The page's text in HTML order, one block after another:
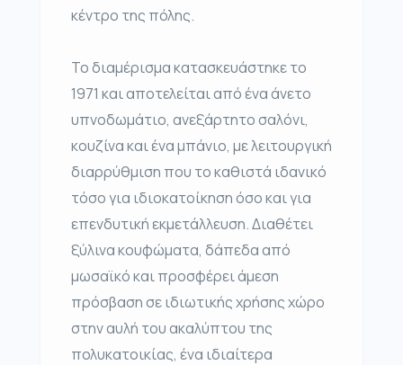
κέντρο της πόλης.
Το διαμέρισμα κατασκευάστηκε το
1971 και αποτελείται από ένα άνετο
υπνοδωμάτιο, ανεξάρτητο σαλόνι,
κουζίνα και ένα μπάνιο, με λειτουργική
διαρρύθμιση που το καθιστά ιδανικό
τόσο για ιδιοκατοίκηση όσο και για
επενδυτική εκμετάλλευση. Διαθέτει
ξύλινα κουφώματα, δάπεδα από
μωσαϊκό και προσφέρει άμεση
πρόσβαση σε ιδιωτικής χρήσης χώρο
στην αυλή του ακαλύπτου της
πολυκατοικίας, ένα ιδιαίτερα